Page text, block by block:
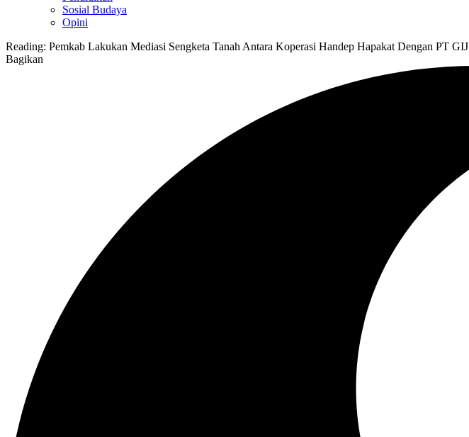
Sosial Budaya
Opini
Reading: Pemkab Lakukan Mediasi Sengketa Tanah Antara Koperasi Handep Hapakat Dengan PT GIJ
Bagikan